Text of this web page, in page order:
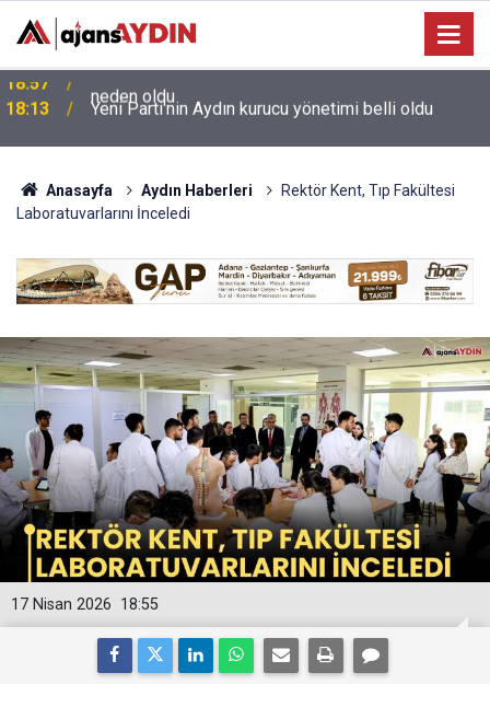
18:13 Yeni Parti'nin Aydın kurucu yönetimi belli oldu
Anasayfa Aydın Haberleri
Rektör Kent, Tıp Fakültesi
Laboratuvarlarını İnceledi
18:55
17 Nisan 2026